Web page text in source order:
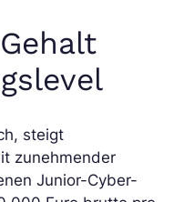
steigt
zunehmender
Junior-Cyber-